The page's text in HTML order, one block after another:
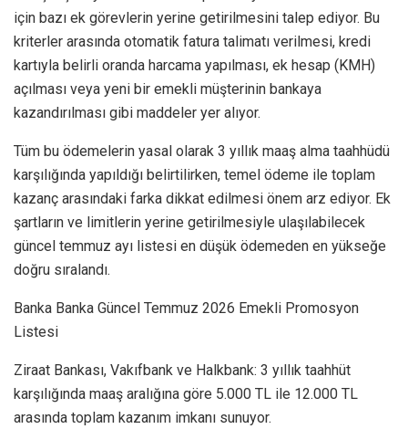
için bazı ek görevlerin yerine getirilmesini talep ediyor. Bu
kriterler arasında otomatik fatura talimatı verilmesi, kredi
kartıyla belirli oranda harcama yapılması, ek hesap (KMH)
açılması veya yeni bir emekli müşterinin bankaya
kazandırılması gibi maddeler yer alıyor.
Tüm bu ödemelerin yasal olarak 3 yıllık maaş alma taahhüdü
karşılığında yapıldığı belirtilirken, temel ödeme ile toplam
kazanç arasındaki farka dikkat edilmesi önem arz ediyor. Ek
şartların ve limitlerin yerine getirilmesiyle ulaşılabilecek
güncel temmuz ayı listesi en düşük ödemeden en yükseğe
doğru sıralandı.
Banka Banka Güncel Temmuz 2026 Emekli Promosyon
Listesi
Ziraat Bankası, Vakıfbank ve Halkbank: 3 yıllık taahhüt
karşılığında maaş aralığına göre 5.000 TL ile 12.000 TL
arasında toplam kazanım imkanı sunuyor.